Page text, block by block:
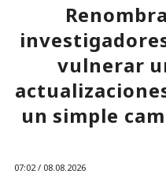
vulnerar
un simple
07:02 / 08.08.2026